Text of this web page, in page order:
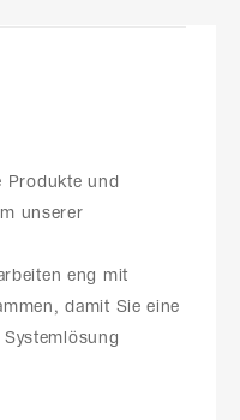
Produkte und
unserer
eng mit
damit Sie eine